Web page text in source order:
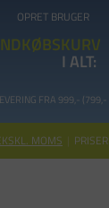
OPRET BRUGER
I ALT:
FRA 999,- (799,-
MOMS |